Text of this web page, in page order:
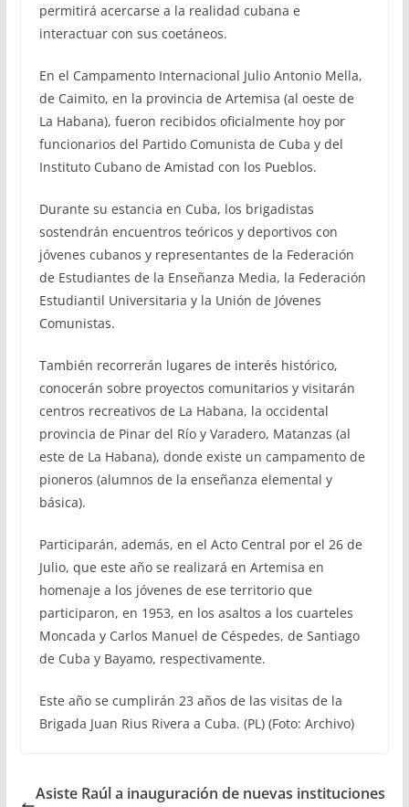
permitirá acercarse a la realidad cubana e
interactuar con sus coetáneos.
En el Campamento Internacional Julio Antonio Mella,
de Caimito, en la provincia de Artemisa (al oeste de
La Habana), fueron recibidos oficialmente hoy por
funcionarios del Partido Comunista de Cuba y del
Instituto Cubano de Amistad con los Pueblos.
Durante su estancia en Cuba, los brigadistas
sostendrán encuentros teóricos y deportivos con
jóvenes cubanos y representantes de la Federación
de Estudiantes de la Enseñanza Media, la Federación
Estudiantil Universitaria y la Unión de Jóvenes
Comunistas.
También recorrerán lugares de interés histórico,
conocerán sobre proyectos comunitarios y visitarán
centros recreativos de La Habana, la occidental
provincia de Pinar del Río y Varadero, Matanzas (al
este de La Habana), donde existe un campamento de
pioneros (alumnos de la enseñanza elemental y
básica).
Participarán, además, en el Acto Central por el 26 de
Julio, que este año se realizará en Artemisa en
homenaje a los jóvenes de ese territorio que
participaron, en 1953, en los asaltos a los cuarteles
Moncada y Carlos Manuel de Céspedes, de Santiago
de Cuba y Bayamo, respectivamente.
Este año se cumplirán 23 años de las visitas de la
Brigada Juan Rius Rivera a Cuba. (PL) (Foto: Archivo)
Asiste Raúl a inauguración de nuevas instituciones